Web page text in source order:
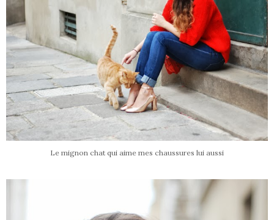
Le mignon chat qui aime mes chaussures lui aussi